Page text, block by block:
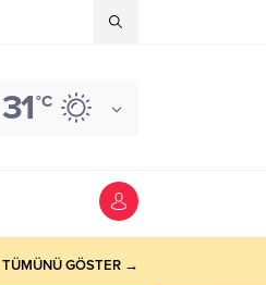
31°C
TÜMÜNÜ GÖSTER →